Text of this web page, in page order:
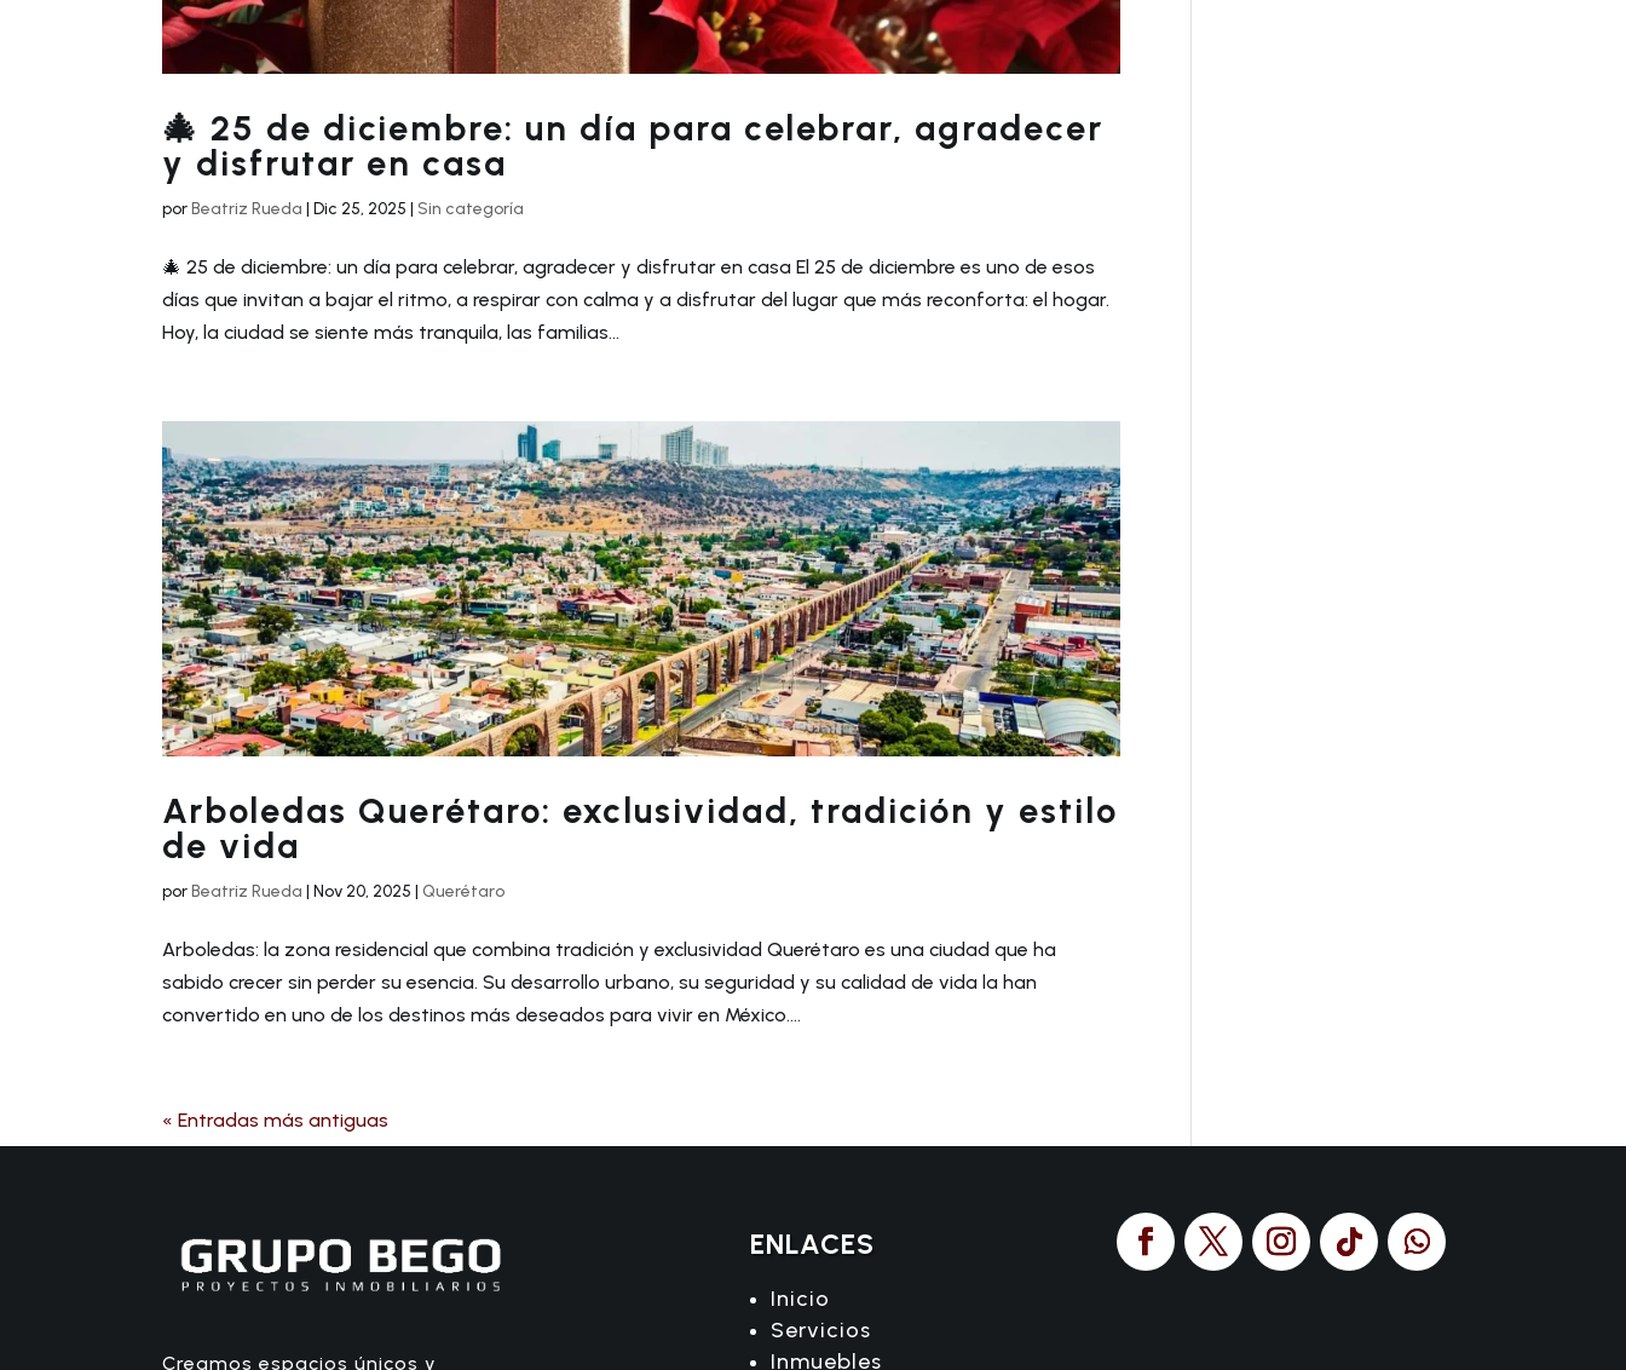
🎄 25 de diciembre: un día para celebrar, agradecer
y disfrutar en casa
porBeatriz Rueda |Dic 25, 2025 | Sin categoría
🎄 25 de diciembre: un día para celebrar, agradecer y disfrutar en casa El 25 de diciembre es uno de esos
días que invitan a bajar el ritmo, a respirar con calma y a disfrutar del lugar que más reconforta: el hogar.
Hoy, la ciudad se siente más tranquila, las familias...
Arboledas Querétaro: exclusividad, tradición y estilo
de vida
porBeatriz Rueda |Nov 20, 2025 | Querétaro
Arboledas: la zona residencial que combina tradición y exclusividad Querétaro es una ciudad que ha
sabido crecer sin perder su esencia. Su desarrollo urbano, su seguridad y su calidad de vida la han
convertido en uno de los destinos más deseados para vivir en México....
« Entradas más antiguas
Creamos espacios únicos y
ENLACES
Inicio
Servicios
Inmuebles